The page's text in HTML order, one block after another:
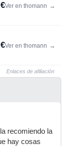
Ver en thomann →
Ver en thomann →
Enlaces de afiliación
recomiendo la
hay cosas